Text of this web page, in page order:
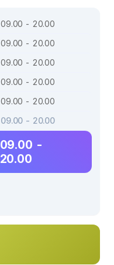
09.00 - 20.00
09.00 - 20.00
09.00 - 20.00
09.00 - 20.00
09.00 - 20.00
09.00 - 20.00
09.00 -
20.00